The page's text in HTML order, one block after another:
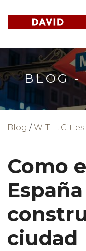
BLOG -
Blog /WITH...Cities
Como
ciudad